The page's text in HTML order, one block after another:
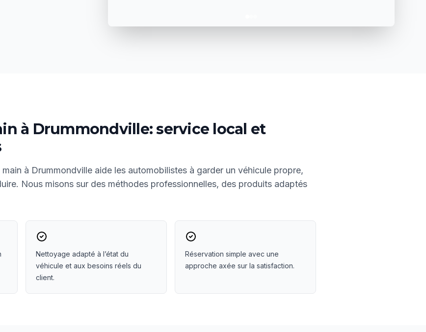
à Drummondville: service local et
à Drummondville aide les automobilistes à garder un véhicule propre,
Nous misons sur des méthodes professionnelles, des produits adaptés
Nettoyage adapté à l’état du
véhicule et aux besoins réels du
client.
Réservation simple avec une
approche axée sur la satisfaction.